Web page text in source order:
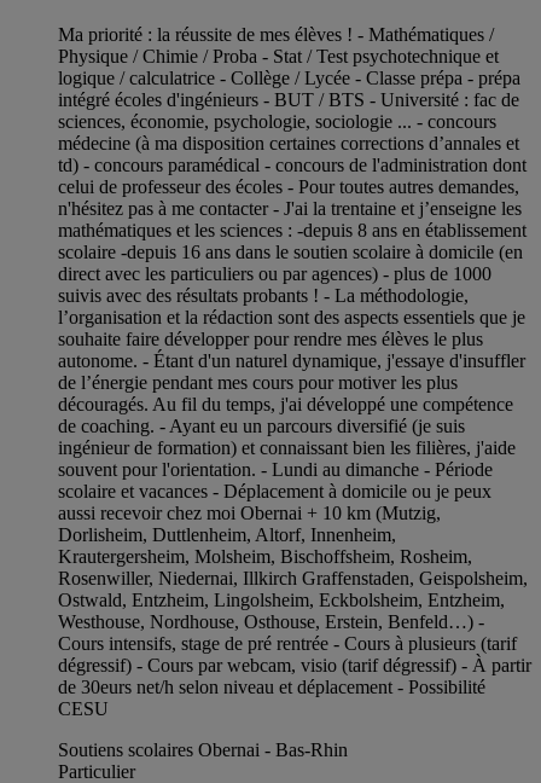
Ma priorité : la réussite de mes élèves ! - Mathématiques /
Physique / Chimie / Proba - Stat / Test psychotechnique et
logique / calculatrice - Collège / Lycée - Classe prépa - prépa
intégré écoles d'ingénieurs - BUT / BTS - Université : fac de
sciences, économie, psychologie, sociologie ... - concours
médecine (à ma disposition certaines corrections d’annales et
td) - concours paramédical - concours de l'administration dont
celui de professeur des écoles - Pour toutes autres demandes,
n'hésitez pas à me contacter - J'ai la trentaine et j’enseigne les
mathématiques et les sciences : -depuis 8 ans en établissement
scolaire -depuis 16 ans dans le soutien scolaire à domicile (en
direct avec les particuliers ou par agences) - plus de 1000
suivis avec des résultats probants ! - La méthodologie,
l’organisation et la rédaction sont des aspects essentiels que je
souhaite faire développer pour rendre mes élèves le plus
autonome. - Étant d'un naturel dynamique, j'essaye d'insuffler
de l’énergie pendant mes cours pour motiver les plus
découragés. Au fil du temps, j'ai développé une compétence
de coaching. - Ayant eu un parcours diversifié (je suis
ingénieur de formation) et connaissant bien les filières, j'aide
souvent pour l'orientation. - Lundi au dimanche - Période
scolaire et vacances - Déplacement à domicile ou je peux
aussi recevoir chez moi Obernai + 10 km (Mutzig,
Dorlisheim, Duttlenheim, Altorf, Innenheim,
Krautergersheim, Molsheim, Bischoffsheim, Rosheim,
Rosenwiller, Niedernai, Illkirch Graffenstaden, Geispolsheim,
Ostwald, Entzheim, Lingolsheim, Eckbolsheim, Entzheim,
Westhouse, Nordhouse, Osthouse, Erstein, Benfeld…) -
Cours intensifs, stage de pré rentrée - Cours à plusieurs (tarif
dégressif) - Cours par webcam, visio (tarif dégressif) - À partir
de 30eurs net/h selon niveau et déplacement - Possibilité
CESU
Soutiens scolaires Obernai - Bas-Rhin
Particulier